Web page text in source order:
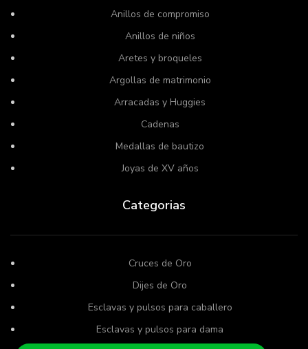
Anillos de compromiso
Anillos de niños
Aretes y broqueles
Argollas de matrimonio
Arracadas y Huggies
Cadenas
Medallas de bautizo
Joyas de XV años
Categorias
Cruces de Oro
Dijes de Oro
Esclavas y pulsos para caballero
Esclavas y pulsos para dama